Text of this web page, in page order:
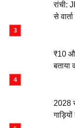
रांची:
से
₹10
बताया
2028